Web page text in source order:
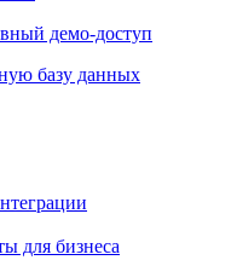
базу данных